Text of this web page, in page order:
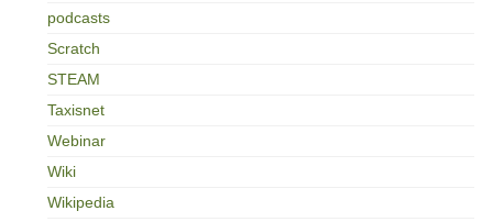
podcasts
Scratch
STEAM
Taxisnet
Webinar
Wiki
Wikipedia